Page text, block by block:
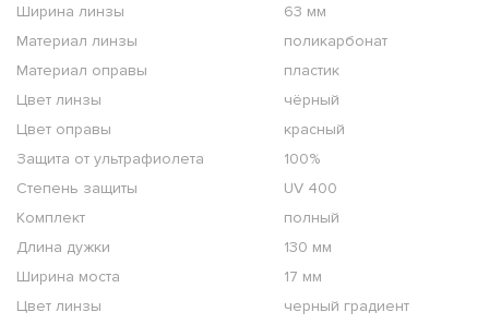
Ширина линзы
63 мм
Материал линзы
поликарбонат
Материал оправы
пластик
Цвет линзы
чёрный
Цвет оправы
красный
Защита от ультрафиолета
100%
Степень защиты
UV 400
Комплект
полный
Длина дужки
130 мм
Ширина моста
17 мм
Цвет линзы
черный градиент